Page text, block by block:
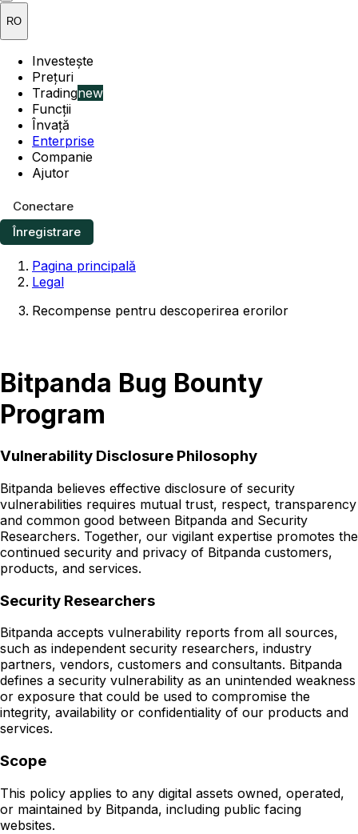
RO
Investește
Prețuri
Tradingnew
Funcții
Învață
Enterprise
Companie
Ajutor
Conectare
Înregistrare
Pagina principală
Legal
Recompense pentru descoperirea erorilor
Bitpanda Bug Bounty
Program
Vulnerability Disclosure Philosophy
Bitpanda believes effective disclosure of security
vulnerabilities requires mutual trust, respect, transparency
and common good between Bitpanda and Security
Researchers. Together, our vigilant expertise promotes the
continued security and privacy of Bitpanda customers,
products, and services.
Security Researchers
Bitpanda accepts vulnerability reports from all sources,
such as independent security researchers, industry
partners, vendors, customers and consultants. Bitpanda
defines a security vulnerability as an unintended weakness
or exposure that could be used to compromise the
integrity, availability or confidentiality of our products and
services.
Scope
This policy applies to any digital assets owned, operated,
or maintained by Bitpanda, including public facing
websites.